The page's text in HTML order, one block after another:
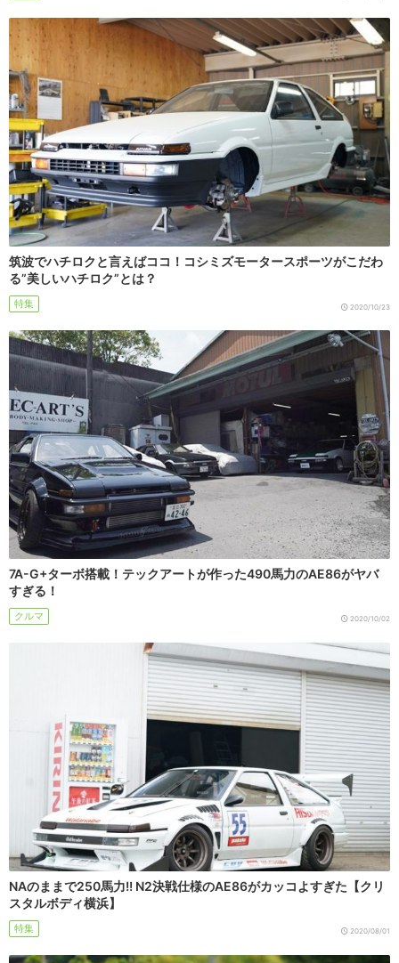
筑波でハチロクと言えばココ！コシミズモータースポーツがこだわ
る”美しいハチロク”とは？
特集 2020/10/23
7A-G+ターボ搭載！テックアートが作った490馬力のAE86がヤバ
すぎる！
クルマ 2020/10/02
NAのままで250馬力!! N2決戦仕様のAE86がカッコよすぎた【クリ
スタルボディ横浜】
特集 2020/08/01